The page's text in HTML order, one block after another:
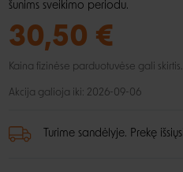
šunims sveikimo periodu.
30,50 €
Kaina fizinėse parduotuvėse gali skirtis.
Akcija galioja iki: 2026-09-06
Turime sandėlyje. Prekę